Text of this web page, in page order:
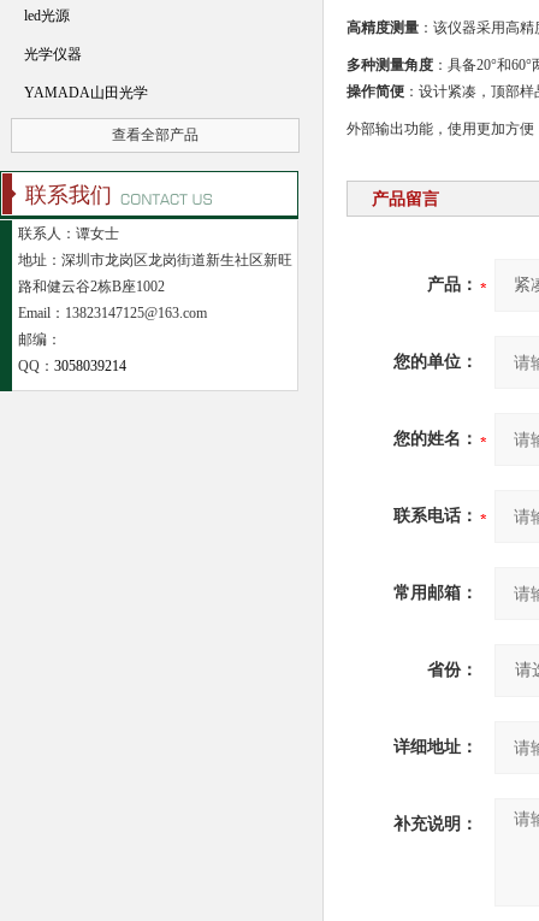
高精度测量：该仪器采用高精
多种测量角度：具备20°和
操作简便：设计紧凑，顶部样
外部输出功能，使用更加方便
产品留言
产品：
您的单位：
您的姓名：
联系电话：
常用邮箱：
省份：
详细地址：
补充说明：
led光源
光学仪器
YAMADA山田光学
查看全部产品
联系我们
联系人：谭女士
地址：深圳市龙岗区龙岗街道新生社区新旺
路和健云谷2栋B座1002
Email：13823147125@163.com
邮编：
QQ： 3058039214